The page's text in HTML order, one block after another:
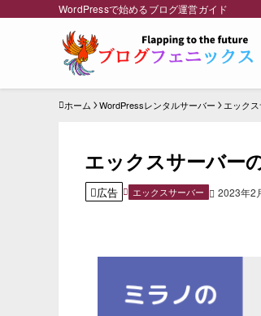
WordPressで始めるブログ運営ガイド
ホーム WordPressレンタルサーバー エック
エックスサーバー
広告 エックスサーバー 2023年2